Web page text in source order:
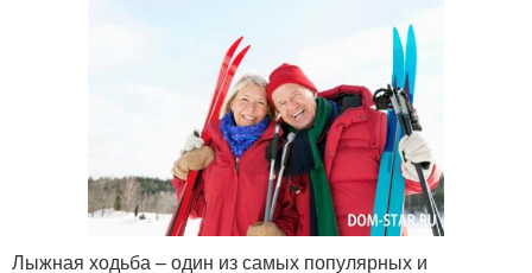
Лыжная ходьба – один из самых популярных и